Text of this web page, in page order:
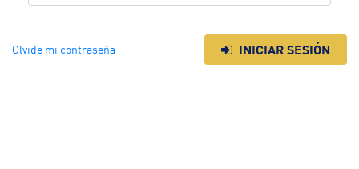
INICIAR SESIÓN
Olvide mi contraseña